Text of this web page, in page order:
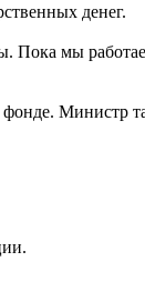
денег.
Пока мы
Министр